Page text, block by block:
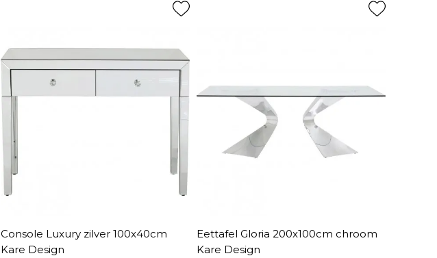
Console Luxury zilver 100x40cm
Kare Design
Eettafel Gloria 200x100cm chroom
Kare Design